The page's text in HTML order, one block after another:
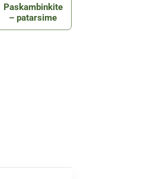
Paskambinkite
– patarsime